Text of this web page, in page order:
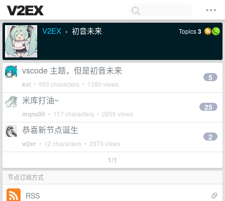
V2EX › 初音未来 Topics3
vscode 主题，但是初音未来
kvl • 993 characters • 1380 views
5
米库打油~
mqnu00 • 117 characters • 2855 views
25
恭喜新节点诞生
w2er • 12 characters • 2370 views
2
1/1
节点订阅方式
RSS